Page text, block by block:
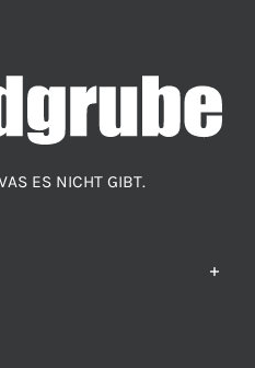
ES NICHT GIBT.